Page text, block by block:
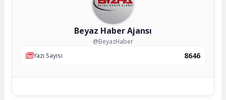
Beyaz Haber Ajansı
@BeyazHaber
Yazı Sayısı
8646